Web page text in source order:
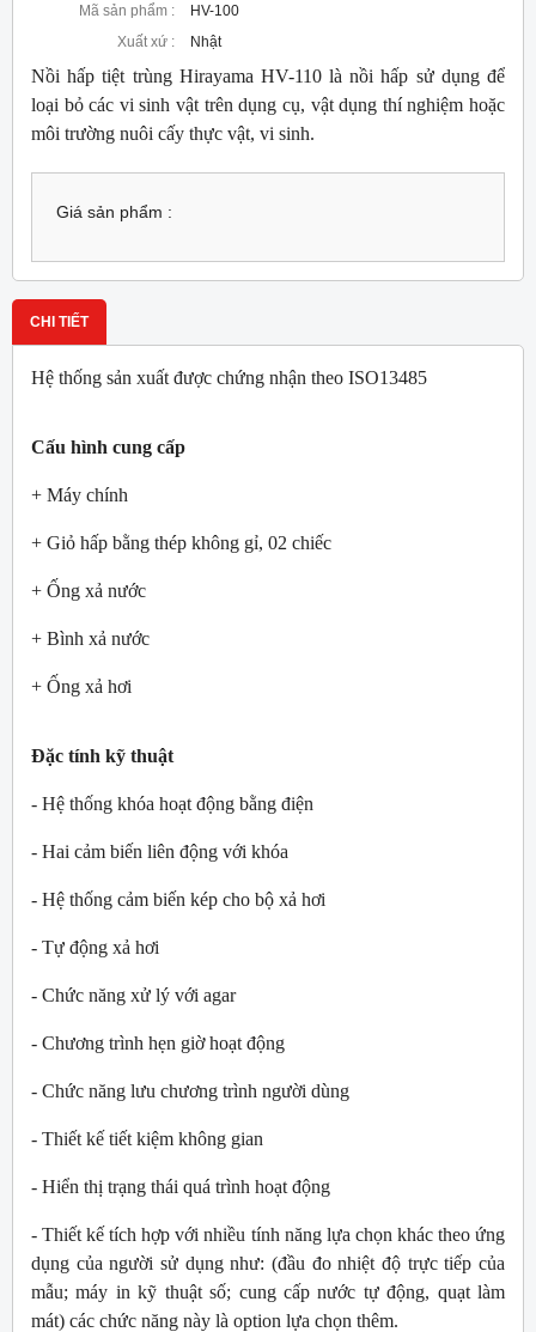
Mã sản phẩm :
HV-100
Xuất xứ :
Nhật
Nồi hấp tiệt trùng Hirayama HV-110 là nồi hấp sử dụng để
loại bỏ các vi sinh vật trên dụng cụ, vật dụng thí nghiệm hoặc
môi trường nuôi cấy thực vật, vi sinh.
Giá sản phẩm :
CHI TIẾT
Hệ thống sản xuất được chứng nhận theo ISO13485
Cấu hình cung cấp
+ Máy chính
+ Giỏ hấp bằng thép không gỉ, 02 chiếc
+ Ống xả nước
+ Bình xả nước
+ Ống xả hơi
Đặc tính kỹ thuật
- Hệ thống khóa hoạt động bằng điện
- Hai cảm biến liên động với khóa
- Hệ thống cảm biến kép cho bộ xả hơi
- Tự động xả hơi
- Chức năng xử lý với agar
- Chương trình hẹn giờ hoạt động
- Chức năng lưu chương trình người dùng
- Thiết kế tiết kiệm không gian
- Hiển thị trạng thái quá trình hoạt động
- Thiết kế tích hợp với nhiều tính năng lựa chọn khác theo ứng
dụng của người sử dụng như: (đầu đo nhiệt độ trực tiếp của
mẫu; máy in kỹ thuật số; cung cấp nước tự động, quạt làm
mát) các chức năng này là option lựa chọn thêm.